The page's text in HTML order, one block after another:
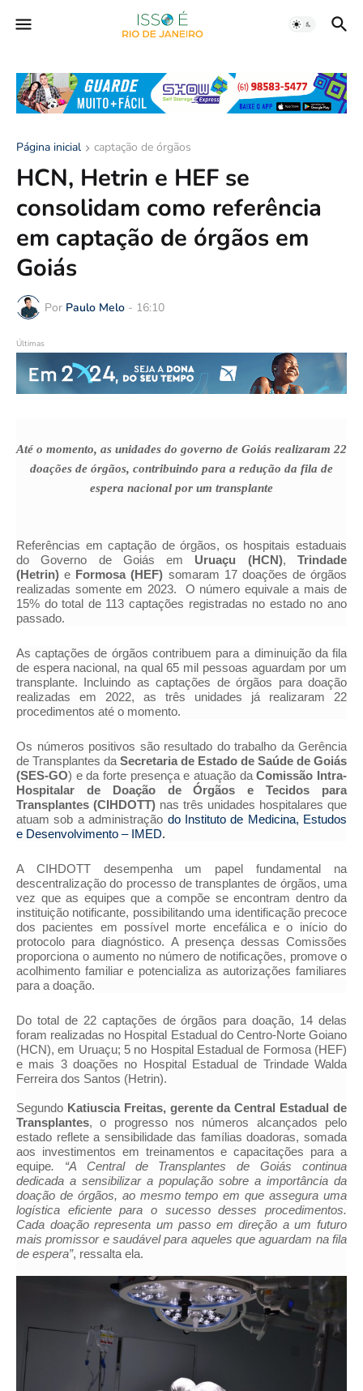
Página inicial captação de órgãos
HCN, Hetrin e HEF se
consolidam como referência
em captação de órgãos em
Goiás
Por Paulo Melo - 16:10
Últimas
Até o momento, as unidades do governo de Goiás realizaram 22
doações de órgãos, contribuindo para a redução da fila de
espera nacional por um transplante
Referências em captação de órgãos, os hospitais estaduais
do Governo de Goiás em Uruaçu (HCN),Trindade
(Hetrin) e Formosa (HEF) somaram 17 doações de órgãos
realizadas somente em 2023.
O número equivale a mais de
15% do total de 113 captações registradas no estado no ano
passado.
As captações de órgãos contribuem para a diminuição da fila
de espera nacional, na qual 65 mil pessoas aguardam por um
transplante. Incluindo as captações de órgãos para doação
realizadas em 2022, as três unidades já realizaram 22
procedimentos até o momento.
Os números positivos são resultado do trabalho da Gerência
de Transplantes da Secretaria de Estado de Saúde de Goiás
(SES-GO) e da forte presença e atuação da Comissão Intra-
Hospitalar de Doação de Órgãos e Tecidos para
Transplantes (CIHDOTT) nas três unidades hospitalares que
atuam sob a administração do Instituto de Medicina, Estudos
e Desenvolvimento – IMED.
A CIHDOTT desempenha um papel fundamental na
descentralização do processo de transplantes de órgãos, uma
vez que as equipes que a compõe se encontram dentro da
instituição notificante, possibilitando uma identificação precoce
dos pacientes em possível morte encefálica e o início do
protocolo para diagnóstico. A presença dessas Comissões
proporciona o aumento no número de notificações, promove o
acolhimento familiar e potencializa as autorizações familiares
para a doação.
Do total de 22 captações de órgãos para doação, 14 delas
foram realizadas no Hospital Estadual do Centro-Norte Goiano
(HCN), em Uruaçu; 5 no Hospital Estadual de Formosa (HEF)
e mais 3 doações no Hospital Estadual de Trindade Walda
Ferreira dos Santos (Hetrin).
Segundo Katiuscia Freitas, gerente da Central Estadual de
Transplantes, o progresso nos números alcançados pelo
estado reflete a sensibilidade das famílias doadoras, somada
aos investimentos em treinamentos e capacitações para a
equipe. “A Central de Transplantes de Goiás continua
dedicada a sensibilizar a população sobre a importância da
doação de órgãos, ao mesmo tempo em que assegura uma
logística eficiente para o sucesso desses procedimentos.
Cada doação representa um passo em direção a um futuro
mais promissor e saudável para aqueles que aguardam na fila
de espera”, ressalta ela.